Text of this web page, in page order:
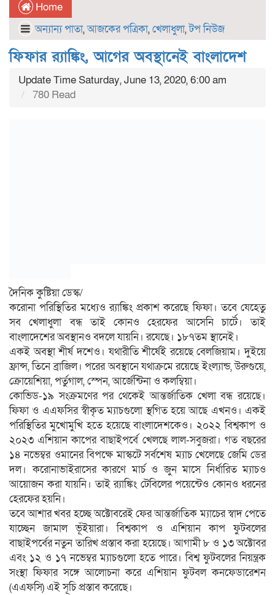
Home
অন্যান্য পাতা,আজকের পত্রিকা,খেলাধুলা,টপ নিউজ
ফিফার র‌্যাঙ্কিং, আগের অবস্থানেই বাংলাদেশ
Update Time Saturday, June 13, 2020, 6:00 am
780 Read
দৈনিক কুষ্টিয়া ডেস্ক/
করোনা পরিস্থিতির মধ্যেও র‌্যাঙ্কিং প্রকাশ করেছে ফিফা। তবে যেহেতু
সব খেলাধুলা বন্ধ তাই কোনও হেরফের আসেনি চার্টে। তাই
বাংলাদেশের অবস্থানও বদলে যায়নি। রযেছে। ১৮৭তম স্থানেই।
একই অবস্থা শীর্ষ দশেও। যথারীতি শীর্ষেই রয়েছে বেলজিয়াম। দুইয়ে
ফ্রান্স, তিনে ব্রাজিল। পরের অবস্থানে যথাক্রমে রয়েছে ইংল্যান্ড, উরুগুয়ে,
ক্রোয়েশিয়া, পর্তুগাল, স্পেন, আর্জেন্টিনা ও কলম্বিয়া।
কোভিড-১৯ সংক্রমণের পর থেকেই আন্তর্জাতিক খেলা বন্ধ রয়েছে।
ফিফা ও এএফসির স্বীকৃত ম্যাচগুলো স্থগিত হয়ে আছে এখনও। একই
পরিস্থিতির মুখোমুখি হতে হয়েছে বাংলাদেশকেও। ২০২২ বিশ্বকাপ ও
২০২৩ এশিয়ান কাপের বাছাইপর্বে খেলছে লাল-সবুজরা। গত বছরের
১৪ নভেম্বর ওমানের বিপক্ষে মাস্কটে সর্বশেষ ম্যাচ খেলেছে জেমি ডের
দল। করোনাভাইরাসের কারণে মার্চ ও জুন মাসে নির্ধারিত ম্যাচও
আয়োজন করা যায়নি। তাই র‌্যাঙ্কিং টেবিলের পয়েন্টেও কোনও ধরনের
হেরফের হয়নি।
তবে আশার খবর হচ্ছে অক্টোবরেই ফের আন্তর্জাতিক ম্যাচের স্বাদ পেতে
যাচ্ছেন জামাল ভূঁইয়ারা। বিশ্বকাপ ও এশিয়ান কাপ ফুটবলের
বাছাইপর্বের নতুন তারিখ প্রস্তাব করা হয়েছে। আগামী ৮ ও ১৩ অক্টোবর
এবং ১২ ও ১৭ নভেম্বর ম্যাচগুলো হতে পারে। বিশ্ব ফুটবলের নিয়ন্ত্রক
সংস্থা ফিফার সঙ্গে আলোচনা করে এশিয়ান ফুটবল কনফেডারেশন
(এএফসি) এই সূচি প্রস্তাব করেছে।